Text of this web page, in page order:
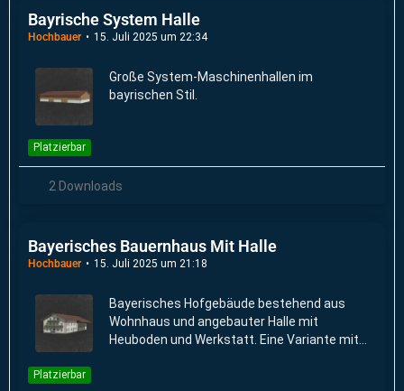
Bayrische System Halle
Hochbauer 15. Juli 2025 um 22:34
Große System-Maschinenhallen im
bayrischen Stil.
Platzierbar
2 Downloads
Bayerisches Bauernhaus Mit Halle
Hochbauer 15. Juli 2025 um 21:18
Bayerisches Hofgebäude bestehend aus
Wohnhaus und angebauter Halle mit
Heuboden und Werkstatt. Eine Variante mit
Platzierbar